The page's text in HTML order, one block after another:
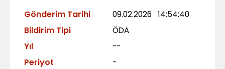
Gönderim Tarihi 09.02.2026 14:54:40
Bildirim Tipi ÖDA
Yıl --
Periyot -